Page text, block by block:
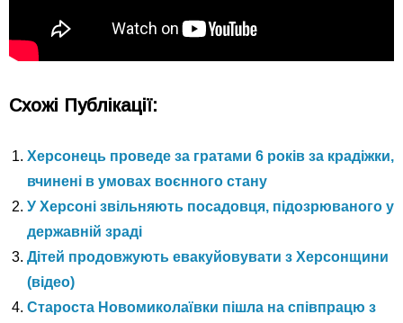
Схожі Публікації:
Херсонець проведе за гратами 6 років за крадіжки,
вчинені в умовах воєнного стану
У Херсоні звільняють посадовця, підозрюваного у
державній зраді
Дітей продовжують евакуйовувати з Херсонщини
(відео)
Староста Новомиколаївки пішла на співпрацю з